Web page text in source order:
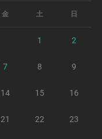
金 土 日
1 2
7 8 9
14 15 16
21 22 23